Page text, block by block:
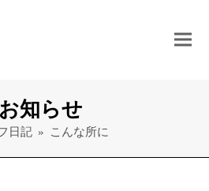
知らせ
日記 » こんな所に